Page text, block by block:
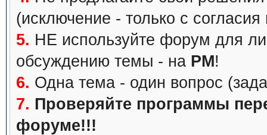
(исключение - только с
5. НЕ используйте форум для
обсуждению темы - на PM!
6. Одна тема - один вопрос
7. Проверяйте программы
форуме!!!